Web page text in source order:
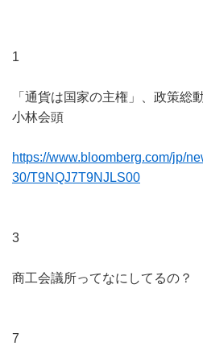
1
「通貨は国家の主権」、政策総
小林会頭
https://www.bloomberg.com/jp/
30/T9NQJ7T9NJLS00
3
商工会議所ってなにしてるの？
7